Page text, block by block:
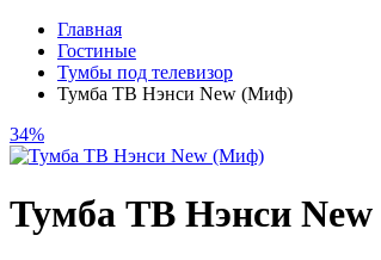
Главная
Гостиные
Тумбы под телевизор
Тумба ТВ Нэнси New (Миф)
34%
Тумба ТВ Нэнси